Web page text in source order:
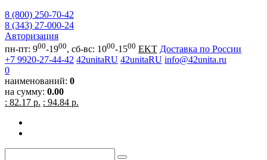
8 (800) 250-70-42
8 (343) 27-000-24
Авторизация
пн-пт: 900-1900, сб-вс: 1000-1500 EKT Доставка по России
+7 9920-27-44-42 42unitaRU 42unitaRU info@42unita.ru
0
наименований: 0
на сумму: 0.00
: 82.17 р. : 94.84 р.